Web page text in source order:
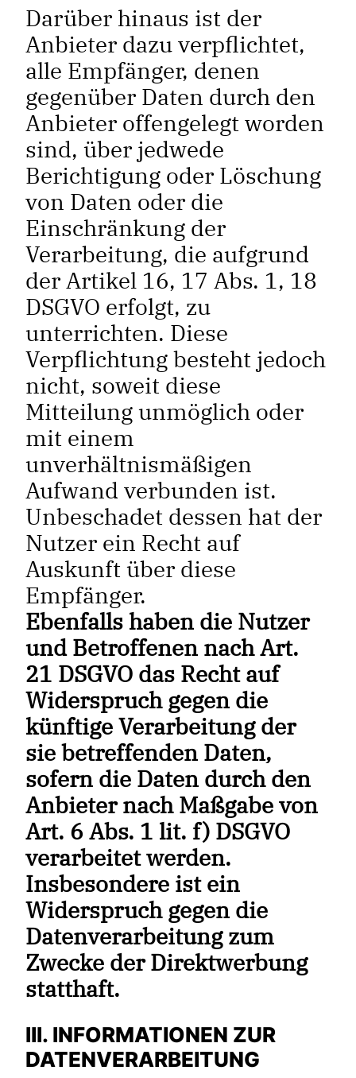
Darüber hinaus ist der
Anbieter dazu verpflichtet,
alle Empfänger, denen
gegenüber Daten durch den
Anbieter offengelegt worden
sind, über jedwede
Berichtigung oder Löschung
von Daten oder die
Einschränkung der
Verarbeitung, die aufgrund
der Artikel 16, 17 Abs. 1, 18
DSGVO erfolgt, zu
unterrichten. Diese
Verpflichtung besteht jedoch
nicht, soweit diese
Mitteilung unmöglich oder
mit einem
unverhältnismäßigen
Aufwand verbunden ist.
Unbeschadet dessen hat der
Nutzer ein Recht auf
Auskunft über diese
Empfänger.
Ebenfalls haben die Nutzer
und Betroffenen nach Art.
21 DSGVO das Recht auf
Widerspruch gegen die
künftige Verarbeitung der
sie betreffenden Daten,
sofern die Daten durch den
Anbieter nach Maßgabe von
Art. 6 Abs. 1 lit. f) DSGVO
verarbeitet werden.
Insbesondere ist ein
Widerspruch gegen die
Datenverarbeitung zum
Zwecke der Direktwerbung
statthaft.
III. INFORMATIONEN ZUR
DATENVERARBEITUNG